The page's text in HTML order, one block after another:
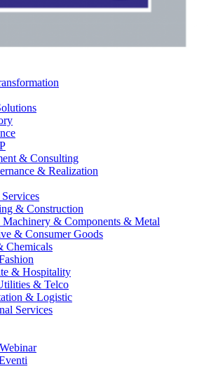
& Consulting
& Realization
& Construction
Machinery & Components & Metal
& Consumer Goods
Chemicals
& Hospitality
& Telco
& Logistic
Services